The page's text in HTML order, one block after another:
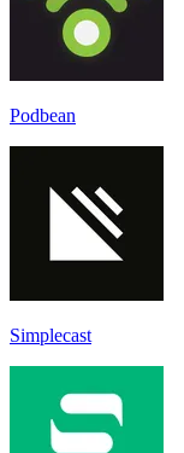
Podbean
Simplecast